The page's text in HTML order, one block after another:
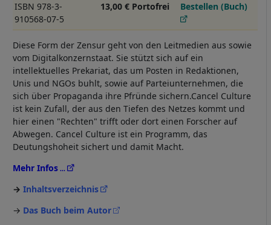
ISBN 978-3-
910568-07-5
13,00 € Portofrei Bestellen (Buch)
Diese Form der Zensur geht von den Leitmedien aus sowie
vom Digitalkonzernstaat. Sie stützt sich auf ein
intellektuelles Prekariat, das um Posten in Redaktionen,
Unis und NGOs buhlt, sowie auf Parteiunternehmen, die
sich über Propaganda ihre Pfründe sichern.Cancel Culture
ist kein Zufall, der aus den Tiefen des Netzes kommt und
hier einen "Rechten" trifft oder dort einen Forscher auf
Abwegen. Cancel Culture ist ein Programm, das
Deutungshoheit sichert und damit Macht.
Mehr Infos
Inhaltsverzeichnis
→ Das Buch beim Autor